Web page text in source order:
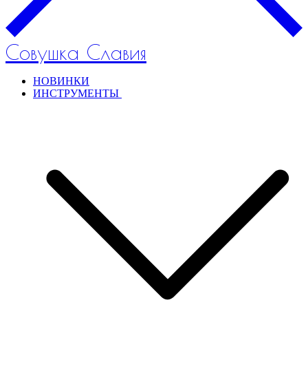
Совушка Славия
НОВИНКИ
ИНСТРУМЕНТЫ